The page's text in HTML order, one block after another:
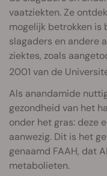
vaatziekten. Ze
mogelijk betrokken is
slagaders en andere
ziektes, zoals
2001 van de
Als anandamide
gezondheid van het
onder het gras: deze
aanwezig. Dit is het
genaamd FAAH, dat
metabolieten.